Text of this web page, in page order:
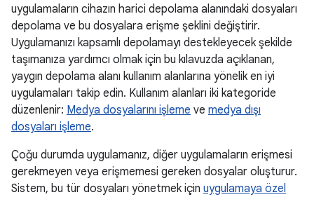
uygulamaların cihazın harici depolama alanındaki dosyaları
depolama ve bu dosyalara erişme şeklini değiştirir.
Uygulamanızı kapsamlı depolamayı destekleyecek şekilde
taşımanıza yardımcı olmak için bu kılavuzda açıklanan,
yaygın depolama alanı kullanım alanlarına yönelik en iyi
uygulamaları takip edin. Kullanım alanları iki kategoride
düzenlenir: Medya dosyalarını işleme ve medya dışı
dosyaları işleme.
Çoğu durumda uygulamanız, diğer uygulamaların erişmesi
gerekmeyen veya erişmemesi gereken dosyalar oluşturur.
Sistem, bu tür dosyaları yönetmek için uygulamaya özel